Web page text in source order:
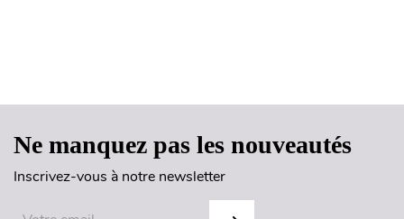
Ne manquez pas les nouveautés
Inscrivez-vous à notre newsletter